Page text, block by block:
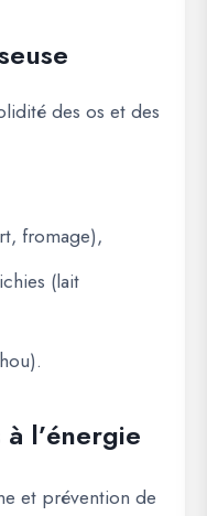
des os et des
fromage),
(lait
l’énergie
et prévention de